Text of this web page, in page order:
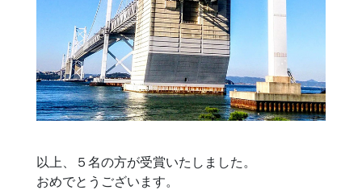
以上、５名の方が受賞いたしました。
おめでとうございます。